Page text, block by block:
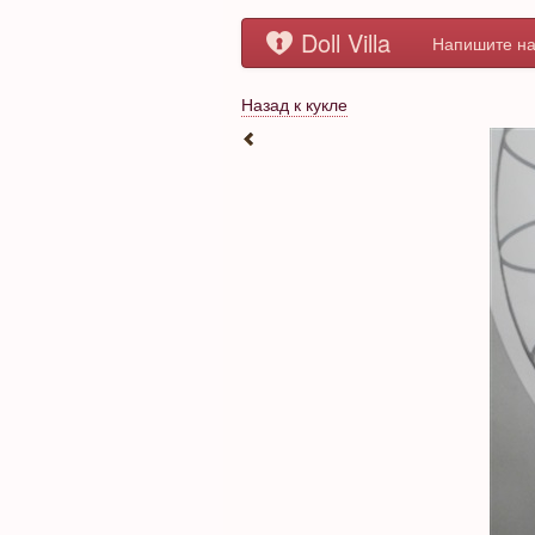
Doll Villa Напишите
Назад к кукле